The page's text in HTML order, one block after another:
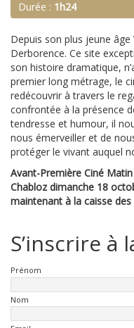
Durée : 1h24
Depuis son plus jeune
Derborence. Ce site
son histoire dramatique,
premier long métrage, le
redécouvrir à travers le
confrontée à la présence
tendresse et humour, il
nous émerveiller et de
protéger le vivant auquel
Avant-Première Ciné
Chabloz dimanche 18
maintenant à la caisse
S’inscrire à
Prénom
Nom